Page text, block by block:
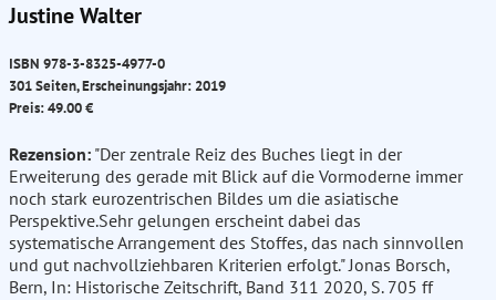
Justine Walter
ISBN 978-3-8325-4977-0
301 Seiten, Erscheinungsjahr: 2019
Preis: 49.00 €
Rezension: "Der zentrale Reiz des Buches liegt in der
Erweiterung des gerade mit Blick auf die Vormoderne immer
noch stark eurozentrischen Bildes um die asiatische
Perspektive.Sehr gelungen erscheint dabei das
systematische Arrangement des Stoffes, das nach sinnvollen
und gut nachvollziehbaren Kriterien erfolgt." Jonas Borsch,
Bern, In: Historische Zeitschrift, Band 311 2020, S. 705 ff